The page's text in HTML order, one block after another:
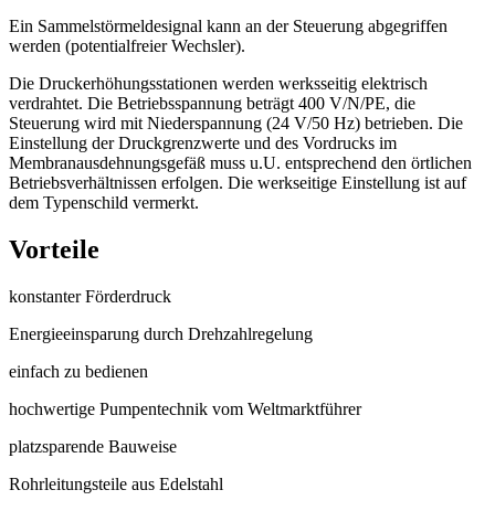
Ein Sammelstörmeldesignal kann an der Steuerung abgegriffen
werden (potentialfreier Wechsler).
Die Druckerhöhungsstationen werden werksseitig elektrisch
verdrahtet. Die Betriebsspannung beträgt 400 V/N/PE, die
Steuerung wird mit Niederspannung (24 V/50 Hz) betrieben. Die
Einstellung der Druckgrenzwerte und des Vordrucks im
Membranausdehnungsgefäß muss u.U. entsprechend den örtlichen
Betriebsverhältnissen erfolgen. Die werkseitige Einstellung ist auf
dem Typenschild vermerkt.
Vorteile
konstanter Förderdruck
Energieeinsparung durch Drehzahlregelung
einfach zu bedienen
hochwertige Pumpentechnik vom Weltmarktführer
platzsparende Bauweise
Rohrleitungsteile aus Edelstahl